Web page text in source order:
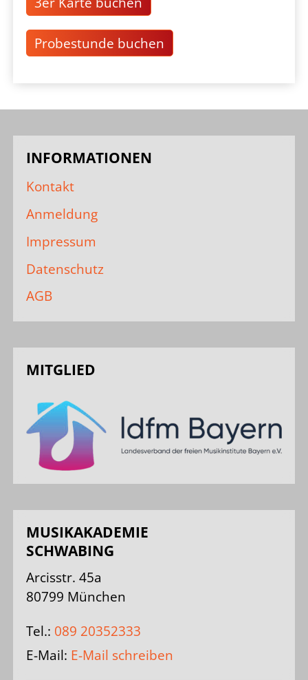
Probestunde buchen
INFORMATIONEN
Kontakt
Anmeldung
Impressum
Datenschutz
AGB
MITGLIED
MUSIKAKADEMIE
SCHWABING
Arcisstr. 45a
80799 München
Tel.: 089 20352333
E-Mail: E-Mail schreiben